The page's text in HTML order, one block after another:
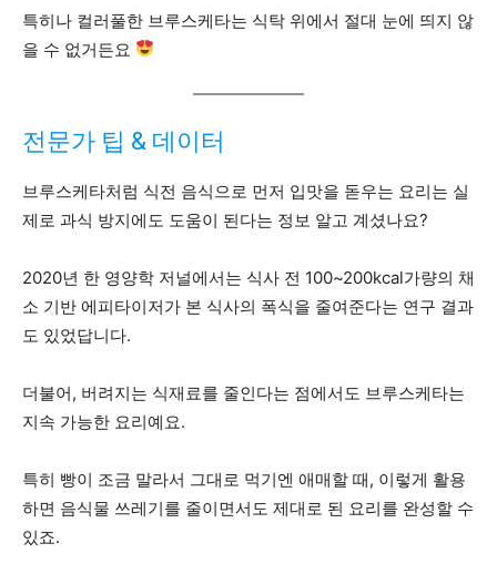
특히나 컬러풀한 브루스케타는 식탁 위에서 절대 눈에 띄지 않
을 수 없거든요
전문가 팁 & 데이터
브루스케타처럼 식전 음식으로 먼저 입맛을 돋우는 요리는 실
제로 과식 방지에도 도움이 된다는 정보 알고 계셨나요?
2020년 한 영양학 저널에서는 식사 전 100~200kcal가량의 채
소 기반 에피타이저가 본 식사의 폭식을 줄여준다는 연구 결과
도 있었답니다.
더불어, 버려지는 식재료를 줄인다는 점에서도 브루스케타는
지속 가능한 요리예요.
특히 빵이 조금 말라서 그대로 먹기엔 애매할 때, 이렇게 활용
하면 음식물 쓰레기를 줄이면서도 제대로 된 요리를 완성할 수
있죠.